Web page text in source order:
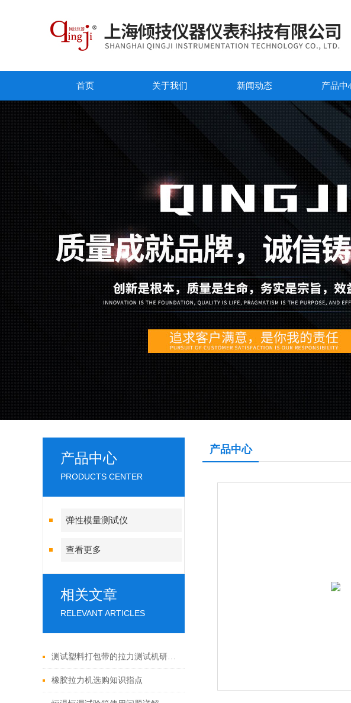
首页 关于我们 新闻动态 产品中
产品中心
PRODUCTS CENTER
弹性模量测试仪
查看更多
相关文章
RELEVANT ARTICLES
测试塑料打包带的拉力测试机研发问世
橡胶拉力机选购知识指点
产品中心